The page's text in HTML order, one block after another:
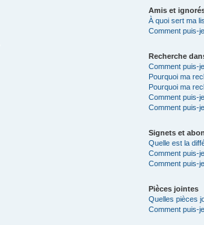
Amis et
À quoi sert ma
Comment puis-
Recherche
Comment puis-
Pourquoi ma
Pourquoi ma
Comment puis-
Comment puis-
Signets et
Quelle est la
Comment puis-
Comment puis-
Pièces jointes
Quelles pièces
Comment puis-